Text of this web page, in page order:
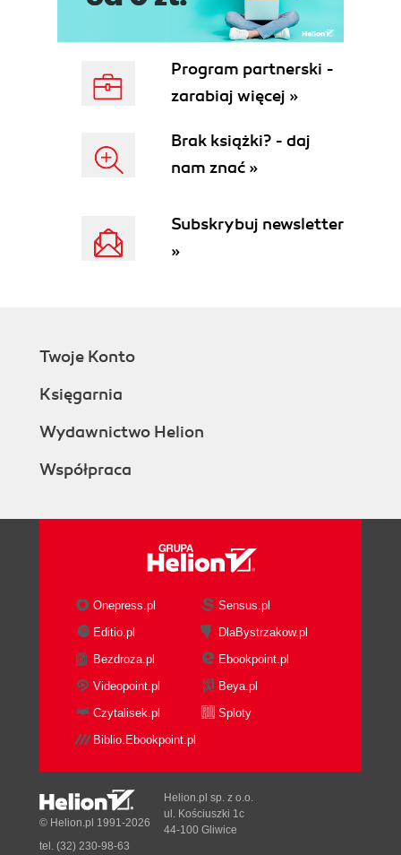
Program partnerski -
zarabiaj więcej »
Brak książki? - daj
nam znać »
Subskrybuj newsletter
»
Twoje Konto
Księgarnia
Wydawnictwo Helion
Współpraca
Onepress.pl
Sensus.pl
Editio.pl
DlaBystrzakow.pl
Bezdroza.pl
Ebookpoint.pl
Videopoint.pl
Beya.pl
Czytalisek.pl
Sploty
Biblio.Ebookpoint.pl
© Helion.pl 1991-2026
Helion.pl sp. z o.o.
ul. Kościuszki 1c
44-100 Gliwice
tel. (32) 230-98-63